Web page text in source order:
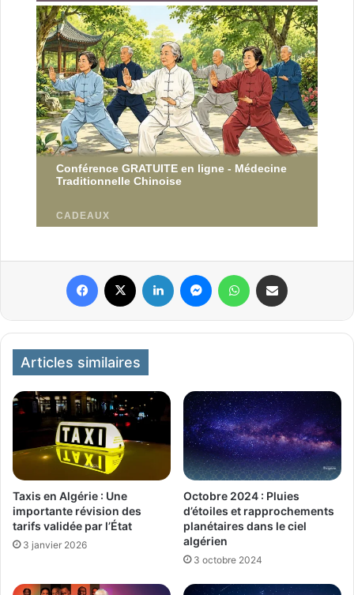
Articles similaires
Taxis en Algérie : Une
importante révision des
tarifs validée par l’État
3 janvier 2026
Octobre 2024 : Pluies
d’étoiles et rapprochements
planétaires dans le ciel
algérien
3 octobre 2024